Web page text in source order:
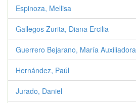
Espinoza, Mellisa
Gallegos Zurita, Diana Ercilia
Guerrero Bejarano, María Auxiliadora
Hernández, Paúl
Jurado, Daniel